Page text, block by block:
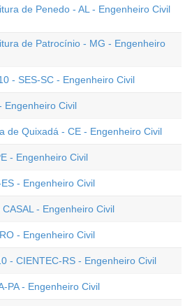
de Penedo - AL - Engenheiro Civil
de Patrocínio - MG - Engenheiro
- SES-SC - Engenheiro Civil
Engenheiro Civil
de Quixadá - CE - Engenheiro Civil
- Engenheiro Civil
- Engenheiro Civil
- Engenheiro Civil
- Engenheiro Civil
- CIENTEC-RS - Engenheiro Civil
PA - Engenheiro Civil